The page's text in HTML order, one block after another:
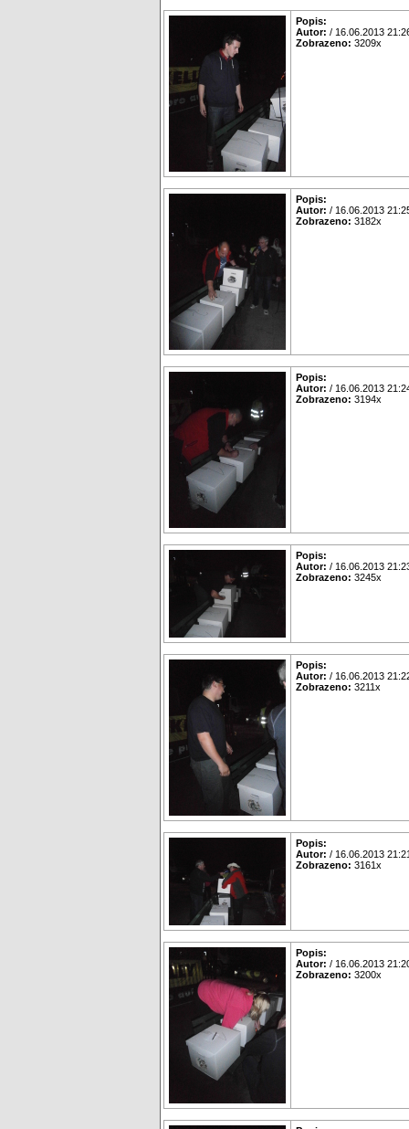
Popis:
Autor: / 16.06.2013
Zobrazeno: 3209x
Popis:
Autor: / 16.06.2013
Zobrazeno: 3182x
Popis:
Autor: / 16.06.2013
Zobrazeno: 3194x
Popis:
Autor: / 16.06.2013
Zobrazeno: 3245x
Popis:
Autor: / 16.06.2013
Zobrazeno: 3211x
Popis:
Autor: / 16.06.2013
Zobrazeno: 3161x
Popis:
Autor: / 16.06.2013
Zobrazeno: 3200x